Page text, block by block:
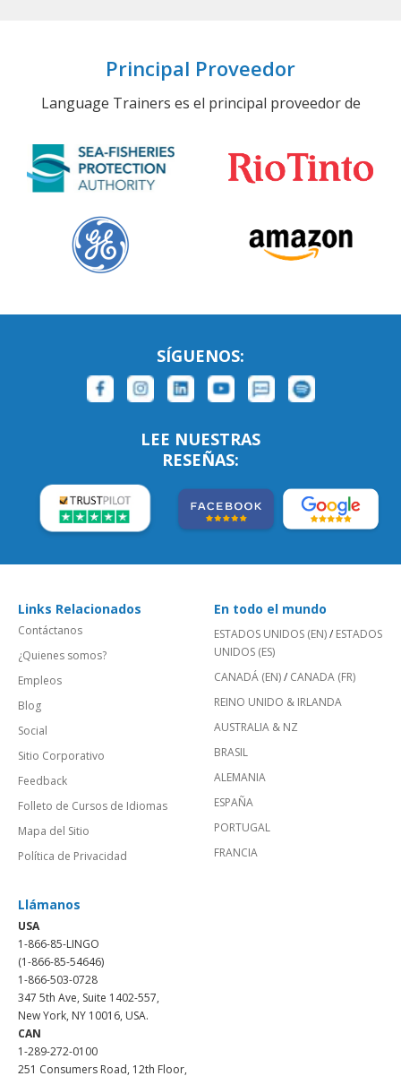
Principal Proveedor
Language Trainers es el principal proveedor de
SÍGUENOS:
LEE NUESTRAS
RESEÑAS:
Links Relacionados
Contáctanos
¿Quienes somos?
Empleos
Blog
Social
Sitio Corporativo
Feedback
Folleto de Cursos de Idiomas
Mapa del Sitio
Política de Privacidad
En todo el mundo
ESTADOS UNIDOS (EN)/ ESTADOS
UNIDOS (ES)
CANADÁ (EN)/ CANADA (FR)
REINO UNIDO & IRLANDA
AUSTRALIA & NZ
BRASIL
ALEMANIA
ESPAÑA
PORTUGAL
FRANCIA
Llámanos
USA
1-866-85-LINGO
(1-866-85-54646)
1-866-503-0728
347 5th Ave, Suite 1402-557,
New York, NY 10016, USA.
CAN
1-289-272-0100
251 Consumers Road, 12th Floor,